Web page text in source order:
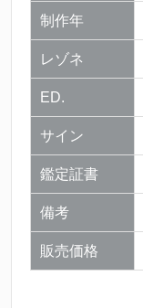
制作年
レゾネ
ED.
サイン
鑑定証書
備考
販売価格